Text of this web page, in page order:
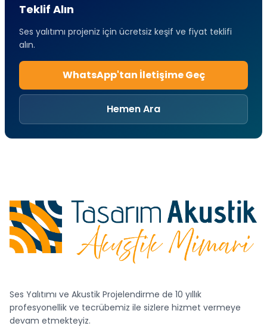
Teklif Alın
Ses yalıtımı projeniz için ücretsiz keşif ve fiyat teklifi
alın.
WhatsApp'tan İletişime Geç
Hemen Ara
Ses Yalıtımı ve Akustik Projelendirme de 10 yıllık
profesyonellik ve tecrübemiz ile sizlere hizmet vermeye
devam etmekteyiz.